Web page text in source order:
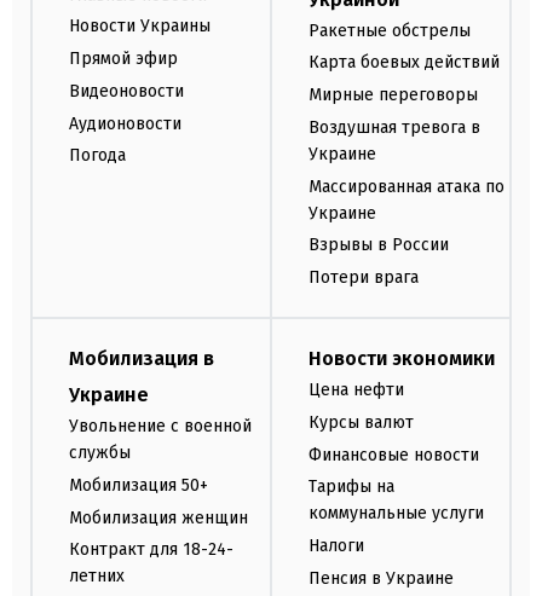
Новости Украины
Прямой эфир
Видеоновости
Аудионовости
Погода
Ракетные обстрелы
Карта боевых действий
Мирные переговоры
Воздушная тревога в
Украине
Массированная атака по
Украине
Взрывы в России
Потери врага
Мобилизация в
Украине
Увольнение с военной
службы
Мобилизация 50+
Мобилизация женщин
Контракт для 18-24-
летних
Новости экономики
Цена нефти
Курсы валют
Финансовые новости
Тарифы на
коммунальные услуги
Налоги
Пенсия в Украине